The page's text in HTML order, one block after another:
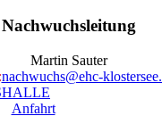
Nachwuchsleitung
Martin Sauter
nachwuchs@ehc-
Anfahrt